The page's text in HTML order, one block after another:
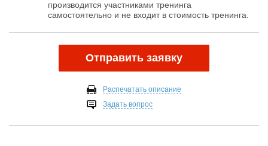
производится участниками тренинга
самостоятельно и не входит в стоимость тренинга.
Отправить заявку
Распечатать описание
Задать вопрос